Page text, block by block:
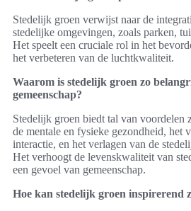
Stedelijk groen verwijst naar de
stedelijke omgevingen, zoals parken,
Het speelt een cruciale rol in het
het verbeteren van de luchtkwaliteit.
Waarom is stedelijk groen zo
gemeenschap?
Stedelijk groen biedt tal van voordelen
de mentale en fysieke gezondheid, het
interactie, en het verlagen van de
Het verhoogt de levenskwaliteit van
een gevoel van gemeenschap.
Hoe kan stedelijk groen inspirerend